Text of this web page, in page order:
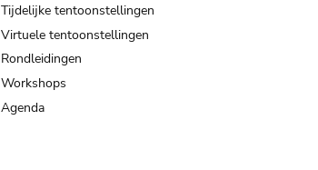
Tijdelijke tentoonstellingen
Virtuele tentoonstellingen
Rondleidingen
Workshops
Agenda